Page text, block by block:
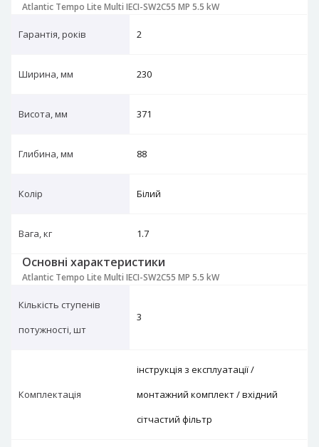
Atlantic Tempo Lite Multi IECI-SW2C55 MP 5.5 kW
Гарантія, років 2
Ширина, мм 230
Висота, мм 371
Глибина, мм 88
Колір Білий
Вага, кг 1.7
Основні характеристики
Atlantic Tempo Lite Multi IECI-SW2C55 MP 5.5 kW
Кількість ступенів
потужності, шт
3
Комплектація
інструкція з експлуатації /
монтажний комплект / вхідний
сітчастий фільтр